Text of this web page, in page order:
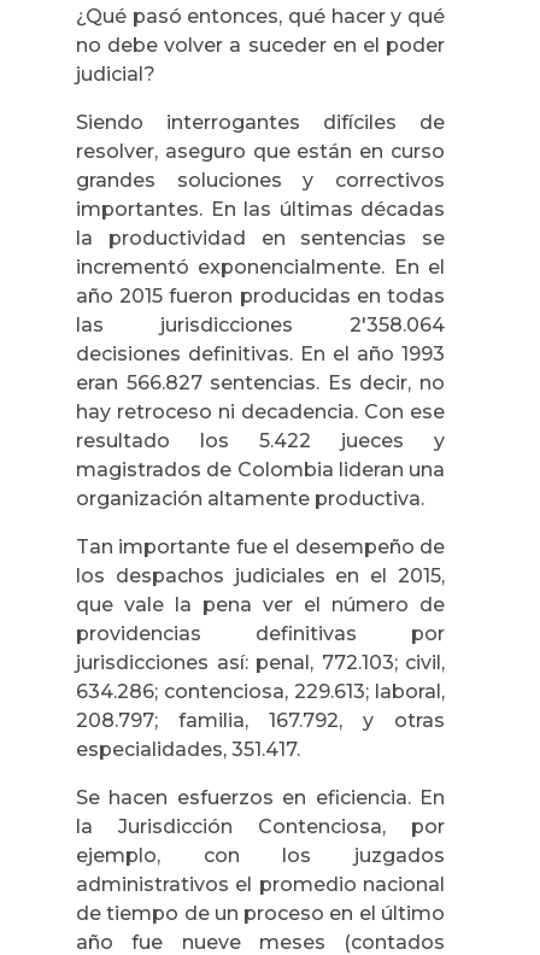
¿Qué pasó entonces, qué hacer y qué
no debe volver a suceder en el poder
judicial?
Siendo interrogantes difíciles de
resolver, aseguro que están en curso
grandes soluciones y correctivos
importantes. En las últimas décadas
la productividad en sentencias se
incrementó exponencialmente. En el
año 2015 fueron producidas en todas
las jurisdicciones 2'358.064
decisiones definitivas. En el año 1993
eran 566.827 sentencias. Es decir, no
hay retroceso ni decadencia. Con ese
resultado los 5.422 jueces y
magistrados de Colombia lideran una
organización altamente productiva.
Tan importante fue el desempeño de
los despachos judiciales en el 2015,
que vale la pena ver el número de
providencias definitivas por
jurisdicciones así: penal, 772.103; civil,
634.286; contenciosa, 229.613; laboral,
208.797; familia, 167.792, y otras
especialidades, 351.417.
Se hacen esfuerzos en eficiencia. En
la Jurisdicción Contenciosa, por
ejemplo, con los juzgados
administrativos el promedio nacional
de tiempo de un proceso en el último
año fue nueve meses (contados